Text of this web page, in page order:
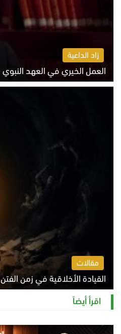
زاد الداعية
العمل الخيري في العهد النبوي
الاثنين 10 أغسطس 2026 10:55 ص
مقالات
القيادة الأخلاقية في زمن الفتن
الاثنين 10 أغسطس 2026 11:31 ص
اقرأ أيضاً